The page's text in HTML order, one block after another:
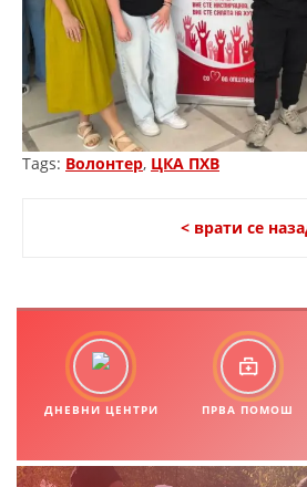
ИНФОРМАЦИИ ЗА
УСЛУГИ
ПРИРАЧНИЦИ
СТРАТЕГИИ
БРОШУРИ
Tags: Волонтер, ЦКА ПХВ
< врати се
ДНЕВНИ ЦЕНТРИ ПРВА ПОМОШ